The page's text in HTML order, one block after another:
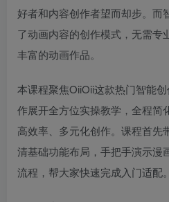
好者和内容创作者望而却步。而
了动画内容的创作模式，无需专
丰富的动画作品。
本课程聚焦OiiOii这款热门智能
作展开全方位实操教学，全程简
高效率、多元化创作。课程首先
清基础功能布局，手把手演示漫
流程，帮大家快速完成入门适配。